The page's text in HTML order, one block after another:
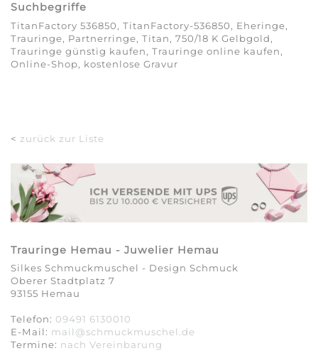
Suchbegriffe
TitanFactory 536850, TitanFactory-536850, Eheringe,
Trauringe, Partnerringe, Titan, 750/18 K Gelbgold,
Trauringe günstig kaufen, Trauringe online kaufen,
Online-Shop, kostenlose Gravur
< zurück zur Liste
Trauringe Hemau - Juwelier Hemau
Silkes Schmuckmuschel - Design Schmuck
Oberer Stadtplatz 7
93155 Hemau
Telefon: 09491 6130010
E-Mail: mail@schmuckmuschel.de
Termine: nach Vereinbarung​​​​​​​